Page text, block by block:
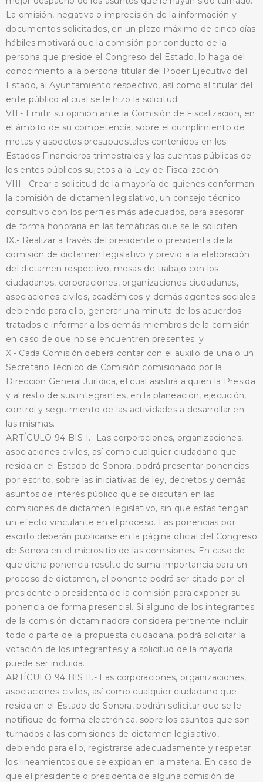
La omisión, negativa o imprecisión de la información y
documentos solicitados, en un plazo máximo de cinco días
hábiles motivará que la comisión por conducto de la
persona que preside el Congreso del Estado, lo haga del
conocimiento a la persona titular del Poder Ejecutivo del
Estado, al Ayuntamiento respectivo, así como al titular del
ente público al cual se le hizo la solicitud;
VII.- Emitir su opinión ante la Comisión de Fiscalización, en
el ámbito de su competencia, sobre el cumplimiento de
metas y aspectos presupuestales contenidos en los
Estados Financieros trimestrales y las cuentas públicas de
los entes públicos sujetos a la Ley de Fiscalización;
VIII.- Crear a solicitud de la mayoría de quienes conforman
la comisión de dictamen legislativo, un consejo técnico
consultivo con los perfiles más adecuados, para asesorar
de forma honoraria en las temáticas que se le soliciten;
IX.- Realizar a través del presidente o presidenta de la
comisión de dictamen legislativo y previo a la elaboración
del dictamen respectivo, mesas de trabajo con los
ciudadanos, corporaciones, organizaciones ciudadanas,
asociaciones civiles, académicos y demás agentes sociales
debiendo para ello, generar una minuta de los acuerdos
tratados e informar a los demás miembros de la comisión
en caso de que no se encuentren presentes; y
X.- Cada Comisión deberá contar con el auxilio de una o un
Secretario Técnico de Comisión comisionado por la
Dirección General Jurídica, el cual asistirá a quien la Presida
y al resto de sus integrantes, en la planeación, ejecución,
control y seguimiento de las actividades a desarrollar en
las mismas.
ARTÍCULO 94 BIS I.- Las corporaciones, organizaciones,
asociaciones civiles, así como cualquier ciudadano que
resida en el Estado de Sonora, podrá presentar ponencias
por escrito, sobre las iniciativas de ley, decretos y demás
asuntos de interés público que se discutan en las
comisiones de dictamen legislativo, sin que estas tengan
un efecto vinculante en el proceso. Las ponencias por
escrito deberán publicarse en la página oficial del Congreso
de Sonora en el micrositio de las comisiones. En caso de
que dicha ponencia resulte de suma importancia para un
proceso de dictamen, el ponente podrá ser citado por el
presidente o presidenta de la comisión para exponer su
ponencia de forma presencial. Si alguno de los integrantes
de la comisión dictaminadora considera pertinente incluir
todo o parte de la propuesta ciudadana, podrá solicitar la
votación de los integrantes y a solicitud de la mayoría
puede ser incluida.
ARTÍCULO 94 BIS II.- Las corporaciones, organizaciones,
asociaciones civiles, así como cualquier ciudadano que
resida en el Estado de Sonora, podrán solicitar que se le
notifique de forma electrónica, sobre los asuntos que son
turnados a las comisiones de dictamen legislativo,
debiendo para ello, registrarse adecuadamente y respetar
los lineamientos que se expidan en la materia. En caso de
que el presidente o presidenta de alguna comisión de